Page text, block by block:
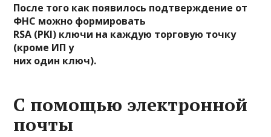
После того как появилось подтверждение от
ФНС можно формировать
RSA (PKI) ключи на каждую торговую точку
(кроме ИП у
них один ключ).
С помощью электронной
почты